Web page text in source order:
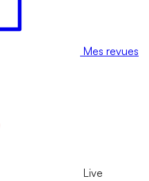
Mes revues
Live